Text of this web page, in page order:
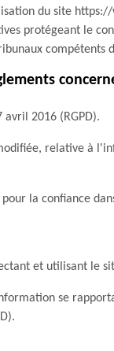
du site
protégeant le
compétents
avril 2016 (RGPD).
relative à
la confiance
et utilisant le
se